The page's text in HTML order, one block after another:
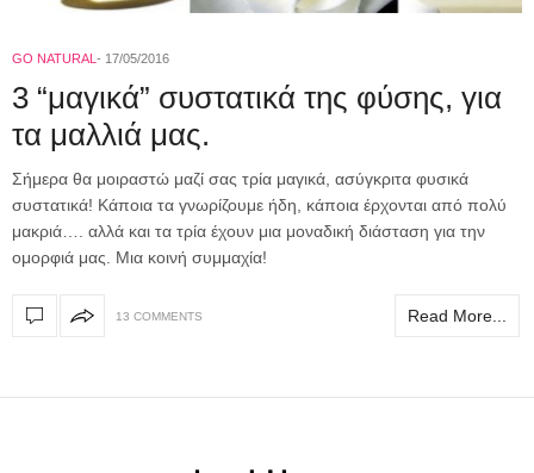
GO NATURAL 17/05/2016
3 “μαγικά” συστατικά της φύσης, για
τα μαλλιά μας.
Σήμερα θα μοιραστώ μαζί σας τρία μαγικά, ασύγκριτα φυσικά
συστατικά! Κάποια τα γνωρίζουμε ήδη, κάποια έρχονται από πολύ
μακριά…. αλλά και τα τρία έχουν μια μοναδική διάσταση για την
ομορφιά μας. Μια κοινή συμμαχία!
13 COMMENTS Read More...